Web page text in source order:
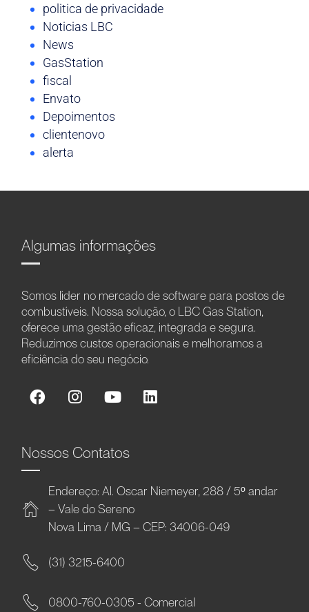
politica de privacidade
Noticias LBC
News
GasStation
fiscal
Envato
Depoimentos
clientenovo
alerta
Algumas informações
Somos líder no mercado de software para postos de
combustíveis. Nossa solução, o LBC Gas Station,
oferece uma gestão eficaz, integrada e segura.
Reduzimos custos operacionais e melhoramos a
eficiência do seu negócio.
Nossos Contatos
Endereço: Al. Oscar Niemeyer, 288 / 5º andar
– Vale do Sereno
Nova Lima / MG – CEP: 34006-049
(31) 3215-6400
0800-760-0305 - Comercial